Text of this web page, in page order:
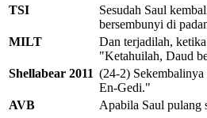
TSI
Sesudah Saul
bersembunyi di
MILT
Dan terjadilah,
"Ketahuilah, Daud
Shellabear 2011 (24-2)
En-Gedi."
AVB
Apabila Saul pulang